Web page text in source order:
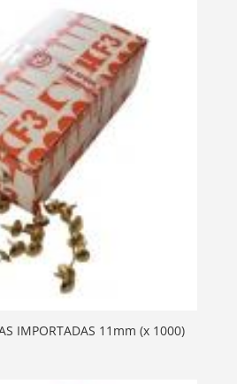
IMPORTADAS 11mm (x 1000)